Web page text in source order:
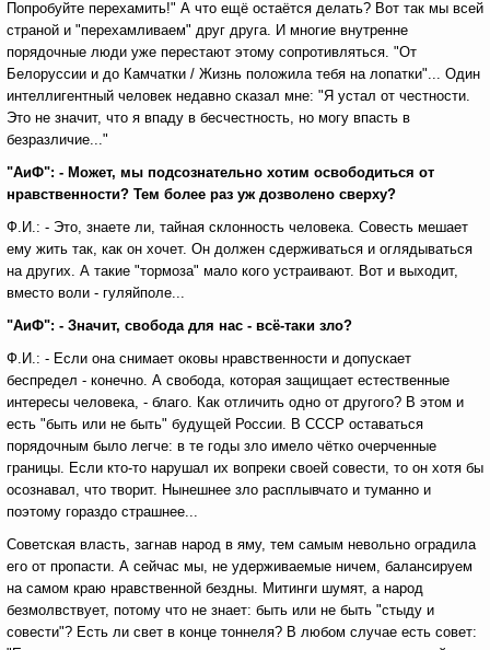
Попробуйте перехамить!" А что ещё остаётся делать? Вот так мы всей
страной и "перехамливаем" друг друга. И многие внутренне
порядочные люди уже перестают этому сопротивляться. "От
Белоруссии и до Камчатки / Жизнь положила тебя на лопатки"... Один
интеллигентный человек недавно сказал мне: "Я устал от честности.
Это не значит, что я впаду в бесчестность, но могу впасть в
безразличие..."
"АиФ": - Может, мы подсознательно хотим освободиться от
нравственности? Тем более раз уж дозволено сверху?
Ф.И.: - Это, знаете ли, тайная склонность человека. Совесть мешает
ему жить так, как он хочет. Он должен сдерживаться и оглядываться
на других. А такие "тормоза" мало кого устраивают. Вот и выходит,
вместо воли - гуляйполе...
"АиФ": - Значит, свобода для нас - всё-таки зло?
Ф.И.: - Если она снимает оковы нравственности и допускает
беспредел - конечно. А свобода, которая защищает естественные
интересы человека, - благо. Как отличить одно от другого? В этом и
есть "быть или не быть" будущей России. В СССР оставаться
порядочным было легче: в те годы зло имело чётко очерченные
границы. Если кто-то нарушал их вопреки своей совести, то он хотя бы
осознавал, что творит. Нынешнее зло расплывчато и туманно и
поэтому гораздо страшнее...
Советская власть, загнав народ в яму, тем самым невольно оградила
его от пропасти. А сейчас мы, не удерживаемые ничем, балансируем
на самом краю нравственной бездны. Митинги шумят, а народ
безмолвствует, потому что не знает: быть или не быть "стыду и
совести"? Есть ли свет в конце тоннеля? В любом случае есть совет: